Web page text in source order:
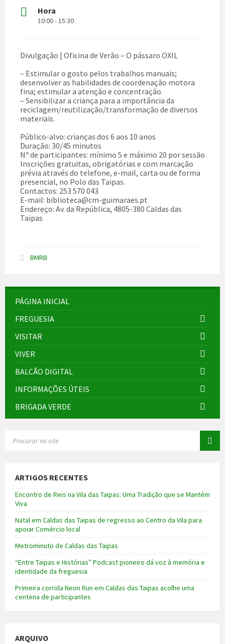
Hora
10:00 - 15:30
Divulgação | Oficina de Verão – O pássaro OXIL
– Estimular o gosto pelos trabalhos manuais;
desenvolver as habilidades de coordenação motora
fina; estimular a atenção e concentração.
– Sensibilizar a criança para a importância da
reciclagem/reutilização/transformação de diversos
materiais.
Público-alvo: crianças dos 6 aos 10 anos
Duração: 30/45 minutos
Nº de participantes: mínimo 5 e máximo 20 por sessão
Inscrições gratuitas, obrigatórias e com marcação
prévia através do telefone, e-mail, carta ou de forma
presencial, no Polo das Taipas.
Contactos: 253 570 043
E-mail: biblioteca@cm-guimaraes.pt
Endereço: Av. da República, 4805-380 Caldas das
Taipas
BMRB
PÁGINA INICIAL
FREGUESIA
VISITAR
VIVER
BALCÃO DIGITAL
INFORMAÇÕES ÚTEIS
BRIGADA VERDE
ARTIGOS RECENTES
Encontro de Reis na Vila das Taipas: Uma Tradição que se Mantém
Viva
Natal em Caldas das Taipas de regresso ao Centro da Vila para
apoiar Comércio local
Metrominuto de Caldas das Taipas
“Entre Taipas e Histórias” Podcast pioneiro dá voz à memória e
identidade da freguesia
Primeira corrida Neon Run em Caldas das Taipas acolhe uma
centena de participantes
ARQUIVO